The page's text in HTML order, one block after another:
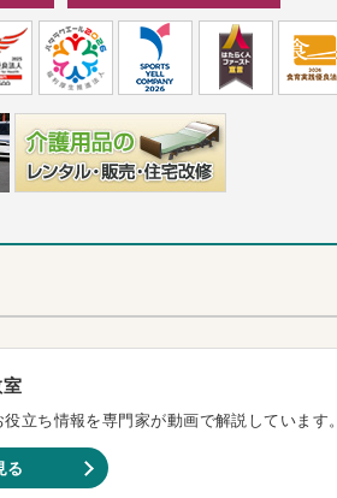
立ち情報を専門家が動画で解説しています。
る